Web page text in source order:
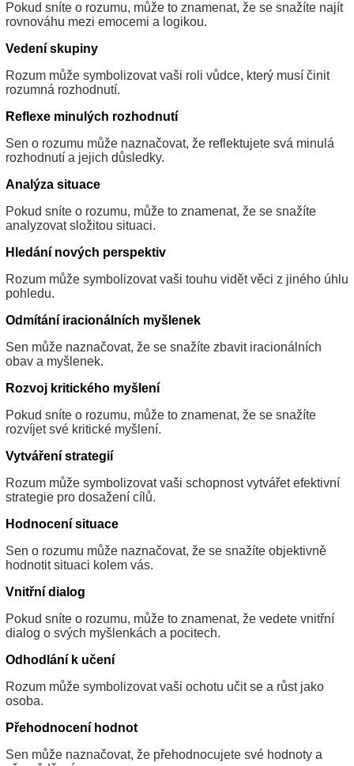
Pokud sníte o rozumu, může to znamenat, že se snažíte najít
rovnováhu mezi emocemi a logikou.
Vedení skupiny
Rozum může symbolizovat vaši roli vůdce, který musí činit
rozumná rozhodnutí.
Reflexe minulých rozhodnutí
Sen o rozumu může naznačovat, že reflektujete svá minulá
rozhodnutí a jejich důsledky.
Analýza situace
Pokud sníte o rozumu, může to znamenat, že se snažíte
analyzovat složitou situaci.
Hledání nových perspektiv
Rozum může symbolizovat vaši touhu vidět věci z jiného úhlu
pohledu.
Odmítání iracionálních myšlenek
Sen může naznačovat, že se snažíte zbavit iracionálních
obav a myšlenek.
Rozvoj kritického myšlení
Pokud sníte o rozumu, může to znamenat, že se snažíte
rozvíjet své kritické myšlení.
Vytváření strategií
Rozum může symbolizovat vaši schopnost vytvářet efektivní
strategie pro dosažení cílů.
Hodnocení situace
Sen o rozumu může naznačovat, že se snažíte objektivně
hodnotit situaci kolem vás.
Vnitřní dialog
Pokud sníte o rozumu, může to znamenat, že vedete vnitřní
dialog o svých myšlenkách a pocitech.
Odhodlání k učení
Rozum může symbolizovat vaši ochotu učit se a růst jako
osoba.
Přehodnocení hodnot
Sen může naznačovat, že přehodnocujete své hodnoty a